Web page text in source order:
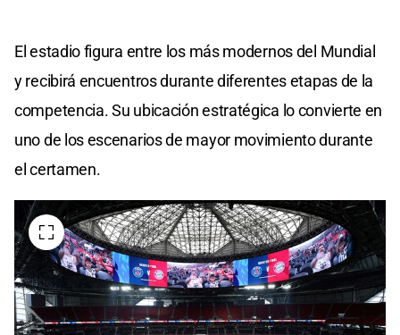
El estadio figura entre los más modernos del Mundial
y recibirá encuentros durante diferentes etapas de la
competencia. Su ubicación estratégica lo convierte en
uno de los escenarios de mayor movimiento durante
el certamen.